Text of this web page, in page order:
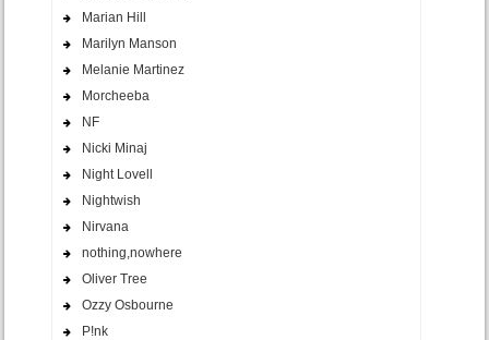
Marian Hill
Marilyn Manson
Melanie Martinez
Morcheeba
NF
Nicki Minaj
Night Lovell
Nightwish
Nirvana
nothing,nowhere
Oliver Tree
Ozzy Osbourne
P!nk